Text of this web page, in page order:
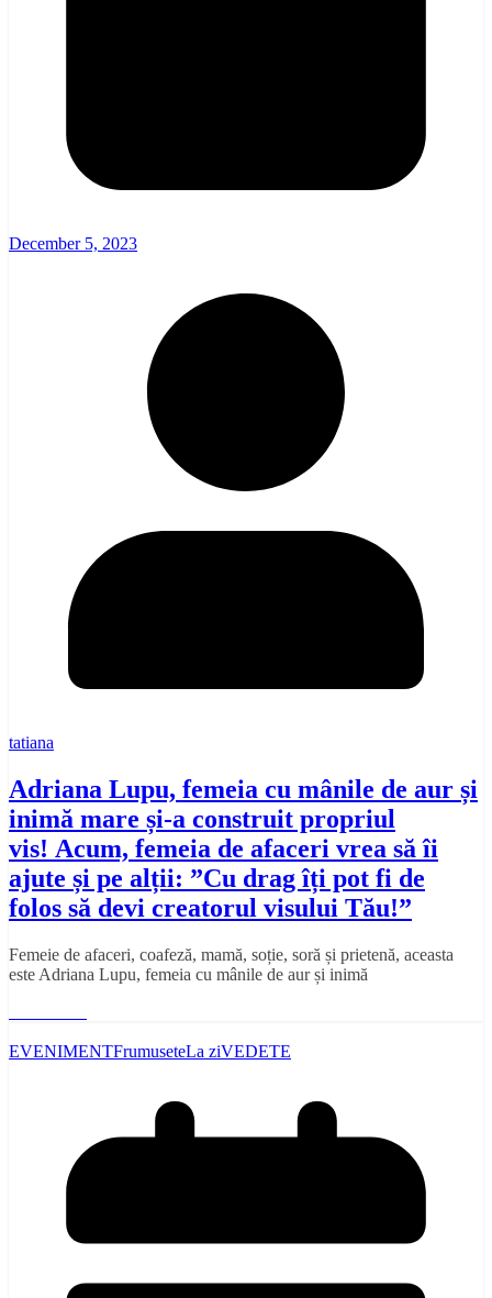
December 5, 2023
tatiana
Adriana Lupu, femeia cu mânile de aur și
inimă mare și-a construit propriul
vis! Acum, femeia de afaceri vrea să îi
ajute și pe alții: ”Cu drag îți pot fi de
folos să devi creatorul visului Tău!”
Femeie de afaceri, coafeză, mamă, soție, soră și prietenă, aceasta
este Adriana Lupu, femeia cu mânile de aur și inimă
EVENIMENTFrumuseteLa ziVEDETE